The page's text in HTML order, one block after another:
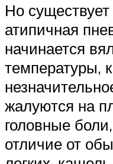
Но
атипичная
начинается
температуры,
жалуются на
головные
отличие от